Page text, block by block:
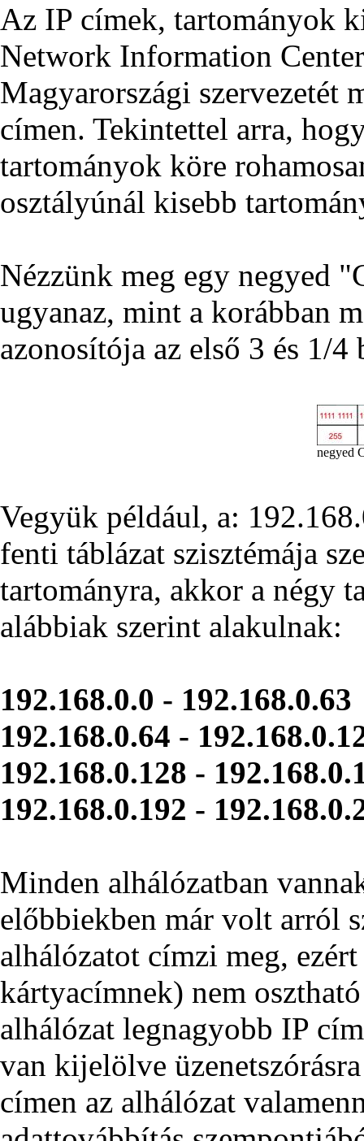
Az IP címek, tartományok
Network Information
Magyarországi szervezetét
címen. Tekintettel arra,
tartományok köre
osztályúnál kisebb
Nézzünk meg egy negyed
ugyanaz, mint a korábban
azonosítója az első 3 és 1/4
negyed
Vegyük például, a:
fenti táblázat szisztémája
tartományra, akkor a négy
alábbiak szerint alakulnak:
192.168.0.0 - 192.168.0.63
192.168.0.64 -
192.168.0.128 -
192.168.0.192 -
Minden alhálózatban
előbbiekben már volt arról
alhálózatot címzi meg,
kártyacímnek) nem
alhálózat legnagyobb IP
van kijelölve
címen az alhálózat